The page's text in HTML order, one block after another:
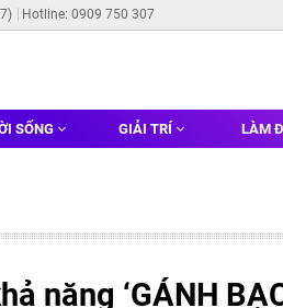
Hotline: 0909 750 307
SỐNG GIẢI TRÍ LÀM
năng ‘GÁNH